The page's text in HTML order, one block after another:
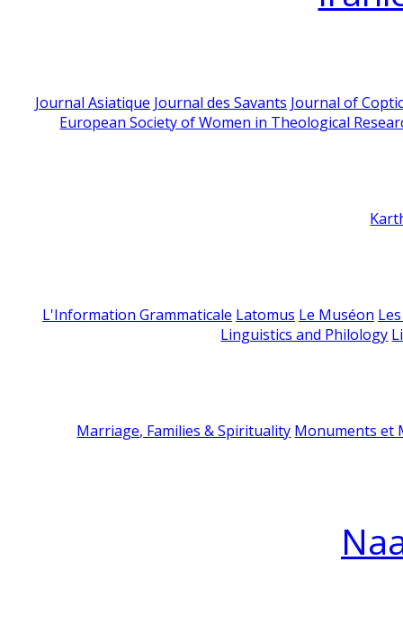
Journal Asiatique Journal des Savants Journal of
European Society of Women in Theological
L'Information Grammaticale Latomus Le Muséon
Linguistics and Philology
Marriage, Families & Spirituality Monuments et